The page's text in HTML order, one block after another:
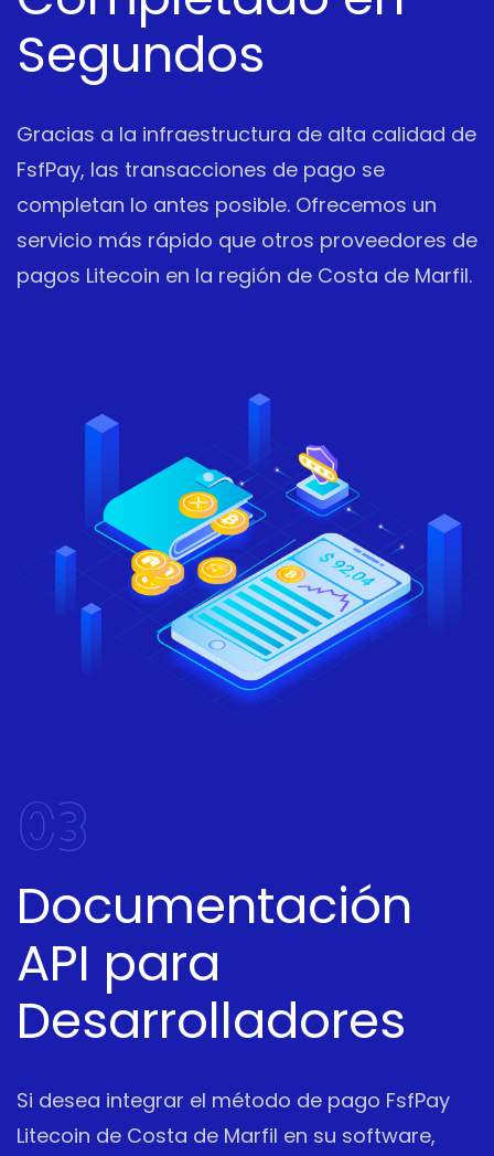
Segundos
Gracias a la infraestructura de alta calidad de
FsfPay, las transacciones de pago se
completan lo antes posible. Ofrecemos un
servicio más rápido que otros proveedores de
pagos Litecoin en la región de Costa de Marfil.
03
Documentación
API para
Desarrolladores
Si desea integrar el método de pago FsfPay
Litecoin de Costa de Marfil en su software,